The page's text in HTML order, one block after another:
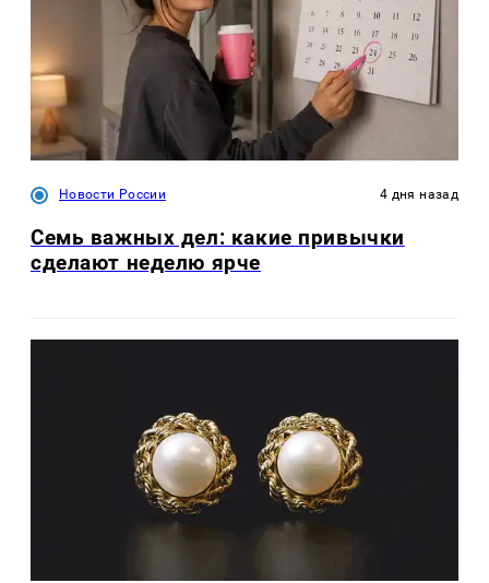
Новости России 4 дня назад
Семь важных дел: какие привычки
сделают неделю ярче